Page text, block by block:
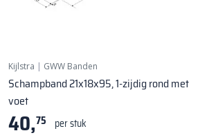
Kijlstra | GWW Banden
Schampband 21x18x95, 1-zijdig rond met
voet
40,75 per stuk